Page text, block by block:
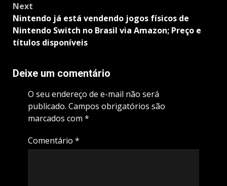
Next
Nintendo já está vendendo jogos físicos de
Nintendo Switch no Brasil via Amazon; Preço e
títulos disponíveis
Deixe um comentário
O seu endereço de e-mail não será
publicado. Campos obrigatórios são
marcados com *
Comentário *